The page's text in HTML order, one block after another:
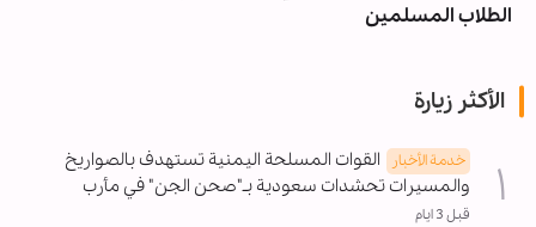
الطلاب المسلمين
الأكثر زيارة
خدمة الأخبار
القوات المسلحة اليمنية تستهدف بالصواريخ
والمسيرات تحشدات سعودية بـ"صحن الجن" في مأرب
قبل 3 ايام